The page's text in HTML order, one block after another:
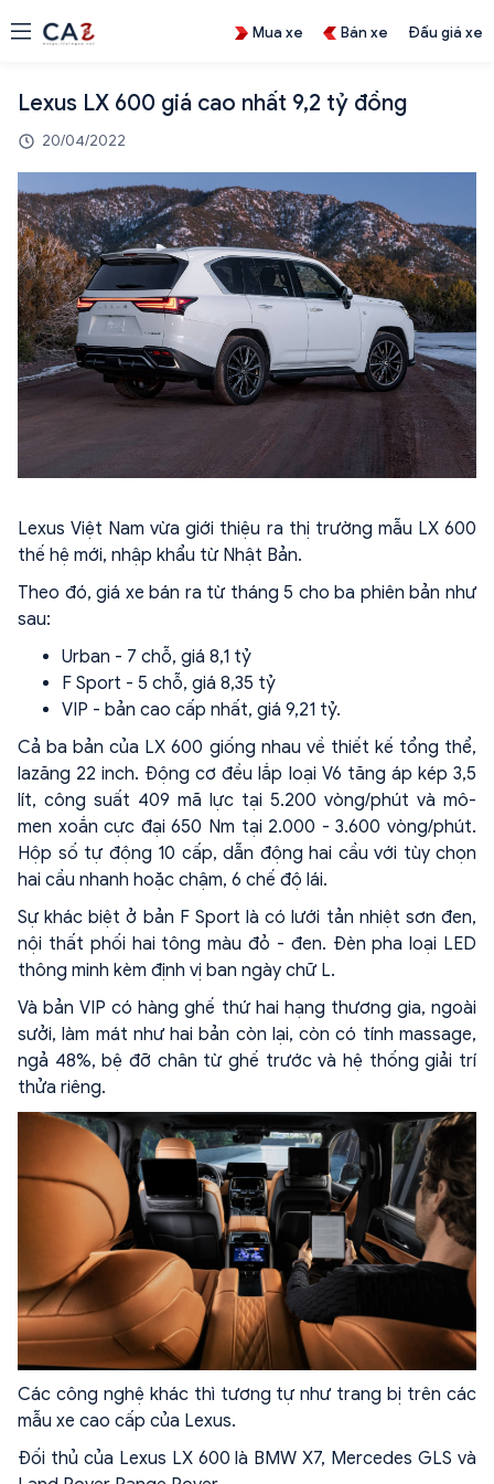
Mua xe Bán xe Đấu giá xe
Lexus LX 600 giá cao nhất 9,2 tỷ đồng
20/04/2022
Lexus Việt Nam vừa giới thiệu ra thị trường mẫu LX 600
thế hệ mới, nhập khẩu từ Nhật Bản.
Theo đó, giá xe bán ra từ tháng 5 cho ba phiên bản như
sau:
Urban - 7 chỗ, giá 8,1 tỷ
F Sport - 5 chỗ, giá 8,35 tỷ
VIP - bản cao cấp nhất, giá 9,21 tỷ.
Cả ba bản của LX 600 giống nhau về thiết kế tổng thể,
lazăng 22 inch. Động cơ đều lắp loại V6 tăng áp kép 3,5
lít, công suất 409 mã lực tại 5.200 vòng/phút và mô-
men xoắn cực đại 650 Nm tại 2.000 - 3.600 vòng/phút.
Hộp số tự động 10 cấp, dẫn động hai cầu với tùy chọn
hai cầu nhanh hoặc chậm, 6 chế độ lái.
Sự khác biệt ở bản F Sport là có lưới tản nhiệt sơn đen,
nội thất phối hai tông màu đỏ - đen. Đèn pha loại LED
thông minh kèm định vị ban ngày chữ L.
Và bản VIP có hàng ghế thứ hai hạng thương gia, ngoài
sưởi, làm mát như hai bản còn lại, còn có tính massage,
ngả 48%, bệ đỡ chân từ ghế trước và hệ thống giải trí
thửa riêng.
Các công nghệ khác thì tương tự như trang bị trên các
mẫu xe cao cấp của Lexus.
Đối thủ của Lexus LX 600 là BMW X7, Mercedes GLS và